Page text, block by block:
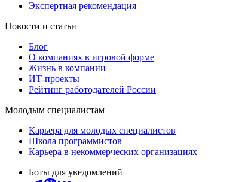
Экспертная рекомендация
Новости и статьи
Блог
О компаниях в игровой форме
Жизнь в компании
ИТ-проекты
Рейтинг работодателей России
Молодым специалистам
Карьера для молодых специалистов
Школа программистов
Карьера в некоммерческих организациях
Боты для уведомлений